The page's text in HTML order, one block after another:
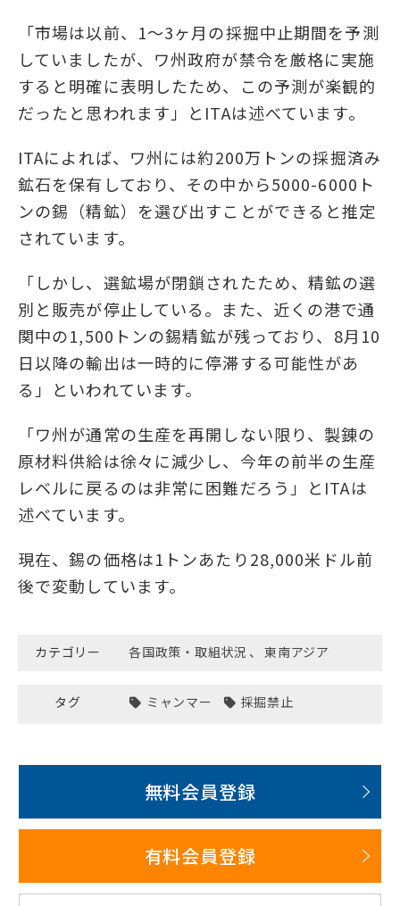
「市場は以前、1～3ヶ月の採掘中止期間を予測
していましたが、ワ州政府が禁令を厳格に実施
すると明確に表明したため、この予測が楽観的
だったと思われます」とITAは述べています。
ITAによれば、ワ州には約200万トンの採掘済み
鉱石を保有しており、その中から5000-6000ト
ンの錫（精鉱）を選び出すことができると推定
されています。
「しかし、選鉱場が閉鎖されたため、精鉱の選
別と販売が停止している。また、近くの港で通
関中の1,500トンの錫精鉱が残っており、8月10
日以降の輸出は一時的に停滞する可能性があ
る」といわれています。
「ワ州が通常の生産を再開しない限り、製錬の
原材料供給は徐々に減少し、今年の前半の生産
レベルに戻るのは非常に困難だろう」とITAは
述べています。
現在、錫の価格は1トンあたり28,000米ドル前
後で変動しています。
カテゴリー 各国政策・取組状況 、 東南アジア
タグ ミャンマー 採掘禁止
無料会員登録
有料会員登録